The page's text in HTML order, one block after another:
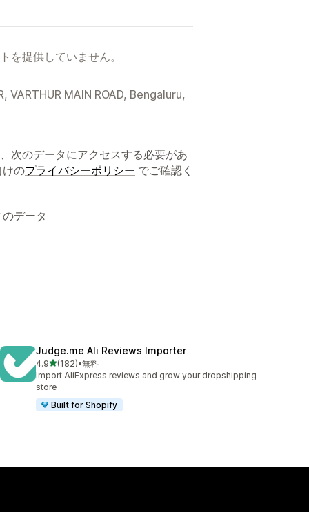
を提供していません。
VARTHUR MAIN ROAD, Bengaluru,
次のデータにアクセスする必要があ
けのプライバシーポリシー でご確認く
データ
Judge.me Ali Reviews Importer
4.95つ星中
(182)
合計レビュー数：182件
•無料
Import AliExpress reviews and grow your dropshipping
store
Built for Shopify